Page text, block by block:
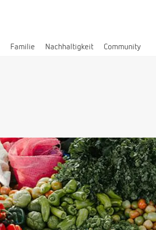
Familie Nachhaltigkeit Community